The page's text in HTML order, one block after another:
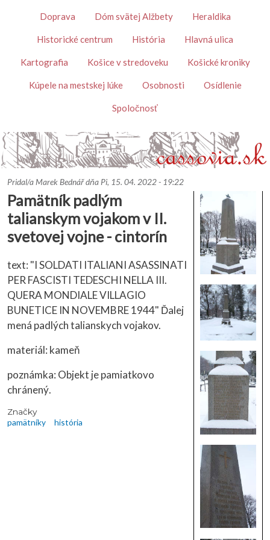
TémyDoprava Dóm svätej Alžbety Heraldika
Historické centrum História Hlavná ulica
Kartografia Košice v stredoveku Košické kroniky
Kúpele na mestskej lúke Osobnosti Osídlenie
Spoločnosť
Pridal/a Marek Bednářdňa Pi, 15. 04. 2022 - 19:22
Pamätník padlým
talianskym vojakom v II.
svetovej vojne - cintorín
text: "I SOLDATI ITALIANI ASASSINATI
PER FASCISTI TEDESCHI NELLA III.
QUERA MONDIALE VILLAGIO
BUNETICE IN NOVEMBRE 1944" Ďalej
mená padlých talianskych vojakov.
materiál: kameň
poznámka: Objekt je pamiatkovo
chránený.
Značky
pamätníky história